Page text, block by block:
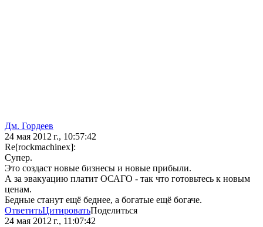
Дм. Гордеев
24 мая 2012 г., 10:57:42
Re[rockmachinex]:
Супер.
Это создаст новые бизнесы и новые прибыли.
А за эвакуацию платит ОСАГО - так что готовьтесь к новым
ценам.
Бедные станут ещё беднее, а богатые ещё богаче.
ОтветитьЦитироватьПоделиться
24 мая 2012 г., 11:07:42